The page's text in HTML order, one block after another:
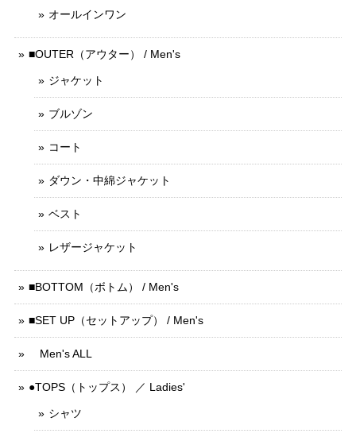
オールインワン
■OUTER（アウター） / Men's
ジャケット
ブルゾン
コート
ダウン・中綿ジャケット
ベスト
レザージャケット
■BOTTOM（ボトム） / Men's
■SET UP（セットアップ） / Men's
Men's ALL
●TOPS（トップス） ／ Ladies'
シャツ